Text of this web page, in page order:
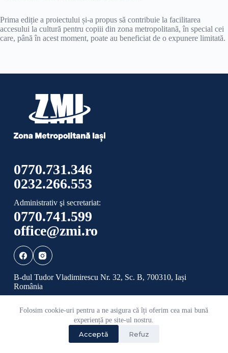
Folosim cookie-uri pentru a ne asigura că îți oferim cea mai bună
experiență pe site-ul nostru.
Acceptă Refuz
Prima ediție a proiectului și-a propus să contribuie la facilitarea
accesului la cultură pentru copiii din zona metropolitană, în special cei
care, până în acest moment, poate au beneficiat de o expunere limitată.
0770.731.346
0232.266.553
Administrativ şi secretariat:
0770.741.599
office@zmi.ro
B-dul Tudor Vladimirescu Nr. 32, Sc. B, 700310, Iași
România
2026 Toate drepturile rezervate ADI ZONA
METROPOLITANĂ IAȘI.
Politică de confidențialitate